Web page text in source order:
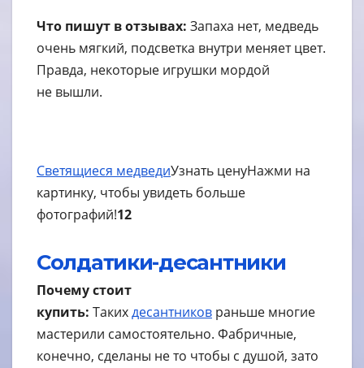
Что пишут в отзывах: Запаха нет, медведь
очень мягкий, подсветка внутри меняет цвет.
Правда, некоторые игрушки мордой
не вышли.
Светящиеся медведиУзнать ценуНажми на
картинку, чтобы увидеть больше
фотографий!12
Солдатики-десантники
Почему стоит
купить: Такихдесантников раньше многие
мастерили самостоятельно. Фабричные,
конечно, сделаны не то чтобы с душой, зато